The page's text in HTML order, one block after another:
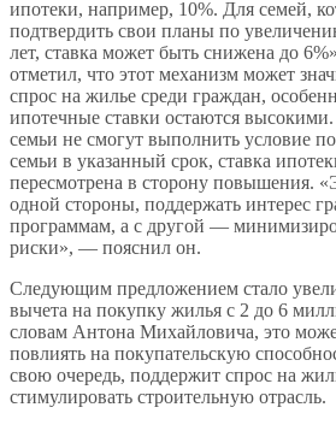
ипотеки, например, 10%. Для семей,
подтвердить свои планы по
лет, ставка может быть снижена до
отметил, что этот механизм может
спрос на жилье среди граждан,
ипотечные ставки остаются
семьи не смогут выполнить условие
семьи в указанный срок, ставка
пересмотрена в сторону повышения.
одной стороны, поддержать интерес
программам, а с другой —
риски», — пояснил он.
Следующим предложением стало
вычета на покупку жилья с 2 до 6
словам Антона Михайловича, это
повлиять на покупательскую
свою очередь, поддержит спрос на
стимулировать строительную отрасль.